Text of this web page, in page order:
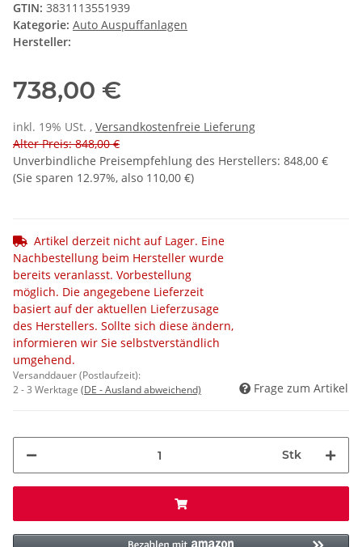
GTIN: 3831113551939
Kategorie: Auto Auspuffanlagen
Hersteller:
738,00 €
inkl. 19% USt. , Versandkostenfreie Lieferung
Alter Preis: 848,00 €
Unverbindliche Preisempfehlung des Herstellers: 848,00 €
(Sie sparen 12.97%, also 110,00 €)
Artikel derzeit nicht auf Lager. Eine
Nachbestellung beim Hersteller wurde
bereits veranlasst. Vorbestellung
möglich. Die angegebene Lieferzeit
basiert auf der aktuellen Lieferzusage
des Herstellers. Sollte sich diese ändern,
informieren wir Sie selbstverständlich
umgehend.
Versanddauer (Postlaufzeit):
2 - 3 Werktage (DE - Ausland abweichend) Frage zum Artikel
Stk